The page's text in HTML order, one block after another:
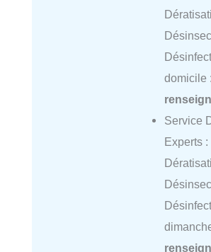
domicile :
Service
Experts :